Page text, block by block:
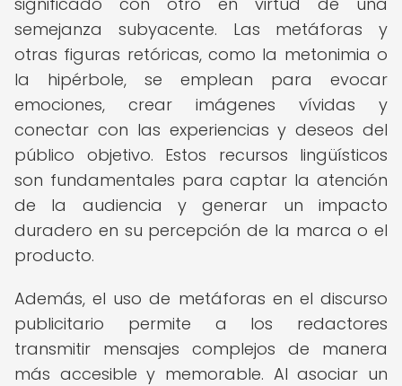
semejanza subyacente. Las metáforas y
otras figuras retóricas, como la metonimia o
la hipérbole, se emplean para evocar
emociones, crear imágenes vívidas y
conectar con las experiencias y deseos del
público objetivo. Estos recursos lingüísticos
son fundamentales para captar la atención
de la audiencia y generar un impacto
duradero en su percepción de la marca o el
producto.
Además, el uso de metáforas en el discurso
publicitario permite a los redactores
transmitir mensajes complejos de manera
más accesible y memorable. Al asociar un